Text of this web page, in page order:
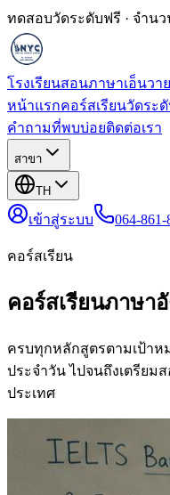
ทดสอบวัดระดับฟรี · จำน
โรงเรียนสอนภาษาเอ็นวา
หน้าแรกคอร์สเรียนวัดระ
คำถามที่พบบ่อยติดต่อเรา
สาขา
TH
เข้าสู่ระบบ 064-861-
คอร์สเรียน
คอร์สเรียนภาษา
ครบทุกหลักสูตรตามเป้า
ประจำวัน ไปจนถึงเตรียม
ประเทศ